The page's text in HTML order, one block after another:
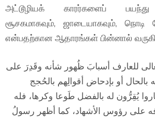
அட்டூழியக் காரர்களைப்
சூசகமாகவும், ஜாடையாகவும், நொடி
என்பதற்கான ஆதாரங்கள் பின்னால்
للعارف أسبابَ ظُهور شأنه وقَدِرَ على
بالحال أو بإدحاض أقوالِهم بالحُجج
يُقِرُّون له بالفضل طَوعا وكرها، فله
على رؤوس الأشهاد، كما أظهر رسولُ